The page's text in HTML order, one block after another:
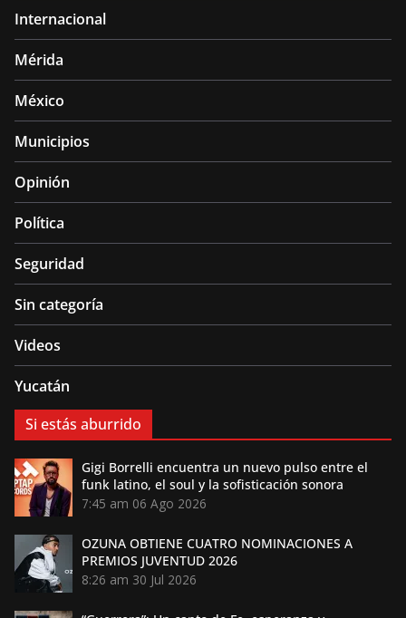
Internacional
Mérida
México
Municipios
Opinión
Política
Seguridad
Sin categoría
Videos
Yucatán
Si estás aburrido
Gigi Borrelli encuentra un nuevo pulso entre el
funk latino, el soul y la sofisticación sonora
7:45 am 06 Ago 2026
OZUNA OBTIENE CUATRO NOMINACIONES A
PREMIOS JUVENTUD 2026
8:26 am 30 Jul 2026